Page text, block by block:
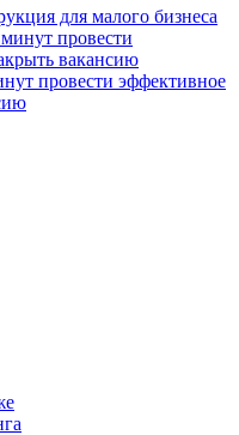
для малого бизнеса
провести эффективное